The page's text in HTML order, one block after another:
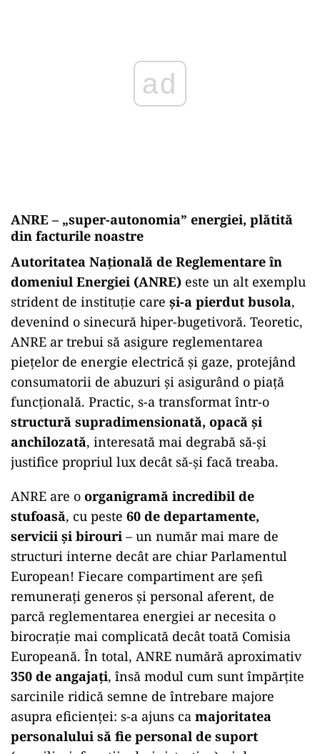
ad
ANRE – „super-autonomia” energiei, plătită
din facturile noastre
Autoritatea Națională de Reglementare în
domeniul Energiei (ANRE) este un alt exemplu
strident de instituție care și-a pierdut busola,
devenind o sinecură hiper-bugetivoră. Teoretic,
ANRE ar trebui să asigure reglementarea
piețelor de energie electrică și gaze, protejând
consumatorii de abuzuri și asigurând o piață
funcțională. Practic, s-a transformat într-o
structură supradimensionată, opacă și
anchilozată, interesată mai degrabă să-și
justifice propriul lux decât să-și facă treaba.
ANRE are o organigramă incredibil de
stufoasă, cu peste 60 de departamente,
servicii și birouri – un număr mai mare de
structuri interne decât are chiar Parlamentul
European! Fiecare compartiment are șefi
remunerați generos și personal aferent, de
parcă reglementarea energiei ar necesita o
birocrație mai complicată decât toată Comisia
Europeană. În total, ANRE numără aproximativ
350 de angajați, însă modul cum sunt împărțite
sarcinile ridică semne de întrebare majore
asupra eficienței: s-a ajuns ca majoritatea
personalului să fie personal de suport